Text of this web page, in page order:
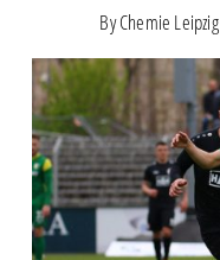
ByChemie Leipzig